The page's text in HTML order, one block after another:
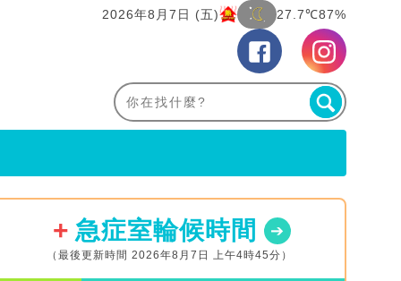
2026年8月7日 (五) 27.7℃87%
急症室輪候時間
（最後更新時間 2026年8月7日 上午4時45分）